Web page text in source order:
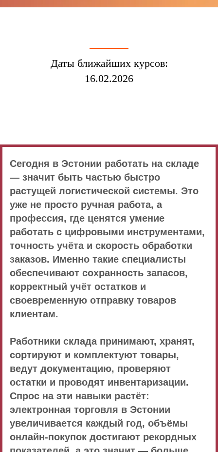
Даты ближайших курсов:
16.02.2026
Сегодня в Эстонии работать на складе
— значит быть частью быстро
растущей логистической системы. Это
уже не просто ручная работа, а
профессия, где ценятся умение
работать с цифровыми инструментами,
точность учёта и скорость обработки
заказов. Именно такие специалисты
обеспечивают сохранность запасов,
корректный учёт остатков и
своевременную отправку товаров
клиентам.
Работники склада принимают, хранят,
сортируют и комплектуют товары,
ведут документацию, проверяют
остатки и проводят инвентаризации.
Спрос на эти навыки растёт:
электронная торговля в Эстонии
увеличивается каждый год, объёмы
онлайн-покупок достигают рекордных